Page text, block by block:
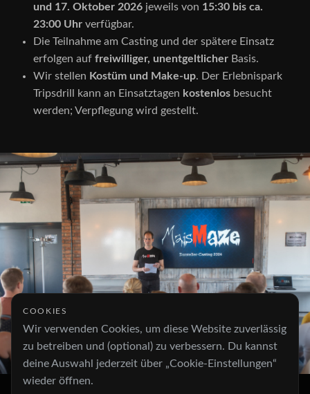
und 17. Oktober 2026 jeweils von 15:30 bis ca.
23:00 Uhr verfügbar.
Die Teilnahme am Casting und der spätere Einsatz
erfolgen auf freiwilliger, unentgeltlicher Basis.
Wir stellen Kostüm und Make-up. Der Erlebnispark
Tripsdrill kann an Einsatztagen kostenlos besucht
werden; Verpflegung wird gestellt.
COOKIES
Wir verwenden Cookies, um diese Website zuverlässig
zu betreiben und (optional) zu verbessern. Du kannst
deine Auswahl jederzeit über „Cookie-Einstellungen“
wieder öffnen.